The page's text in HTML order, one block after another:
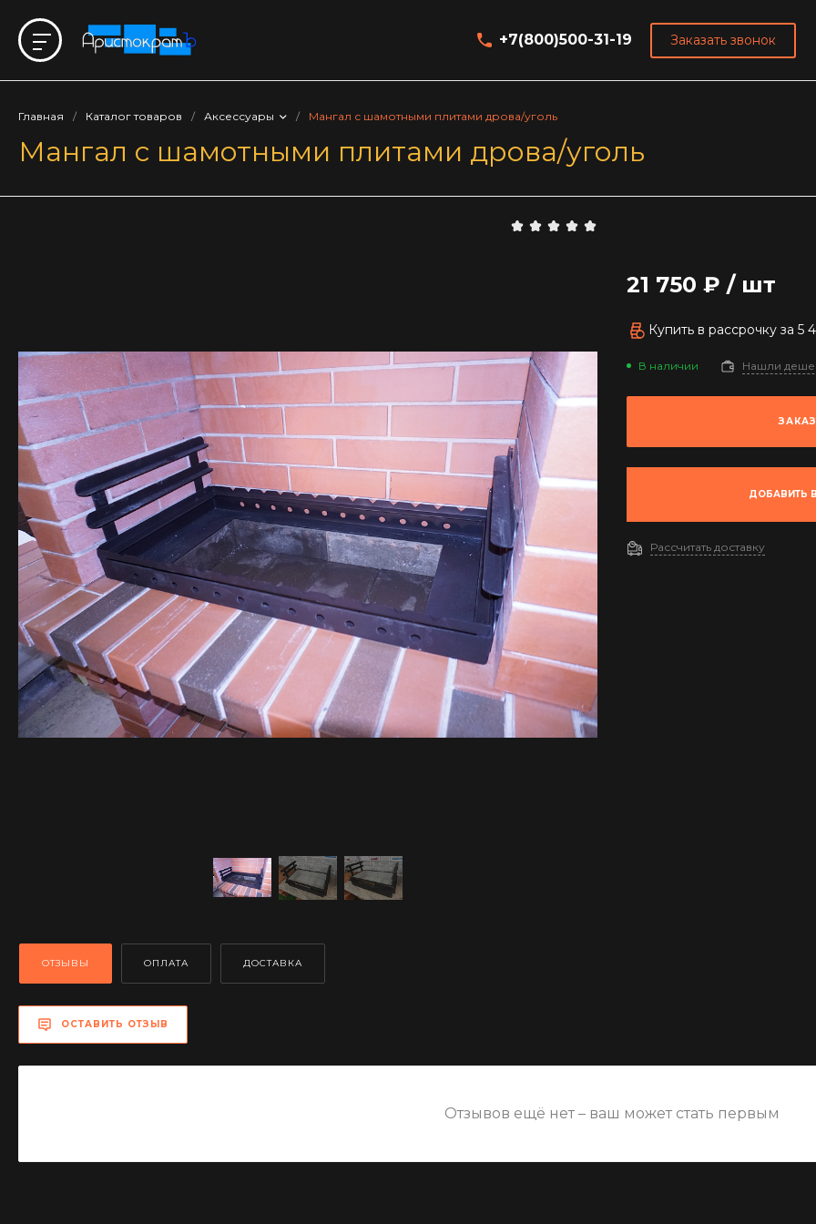
+7(800)500-31-19 Заказать звонок
Главная / Каталог товаров / Аксессуары / Мангал с шамотными плитами дрова/уголь
Мангал с шамотными плитами дрова/уголь
21 750 ₽ / шт
Купить в рассрочку за 5
В наличии Нашли
ДОБАВИТЬ
Рассчитать доставку
ОТЗЫВЫ ОПЛАТА ДОСТАВКА
ОСТАВИТЬ ОТЗЫВ
Отзывов ещё нет – ваш может стать первым